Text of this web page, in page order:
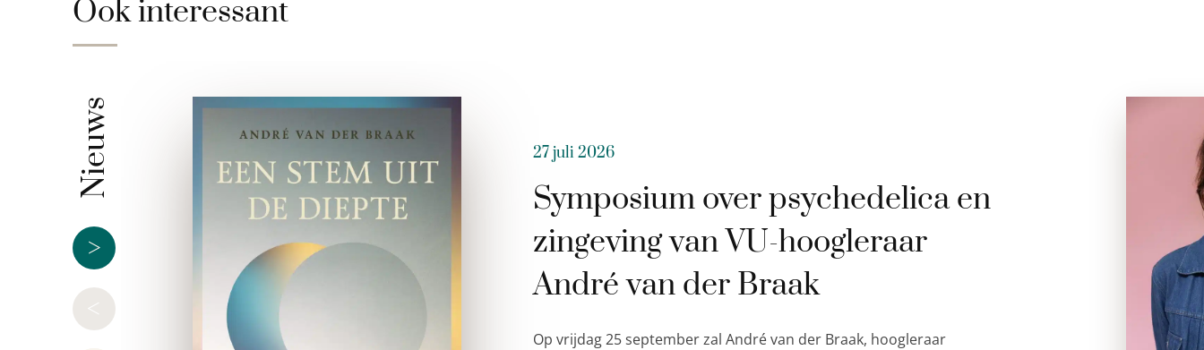
Ook interessant
Nieuws
>
<
27 juli 2026
Symposium over psychedelica en
zingeving van VU-hoogleraar
André van der Braak
Op vrijdag 25 september zal André van der Braak, hoogleraar